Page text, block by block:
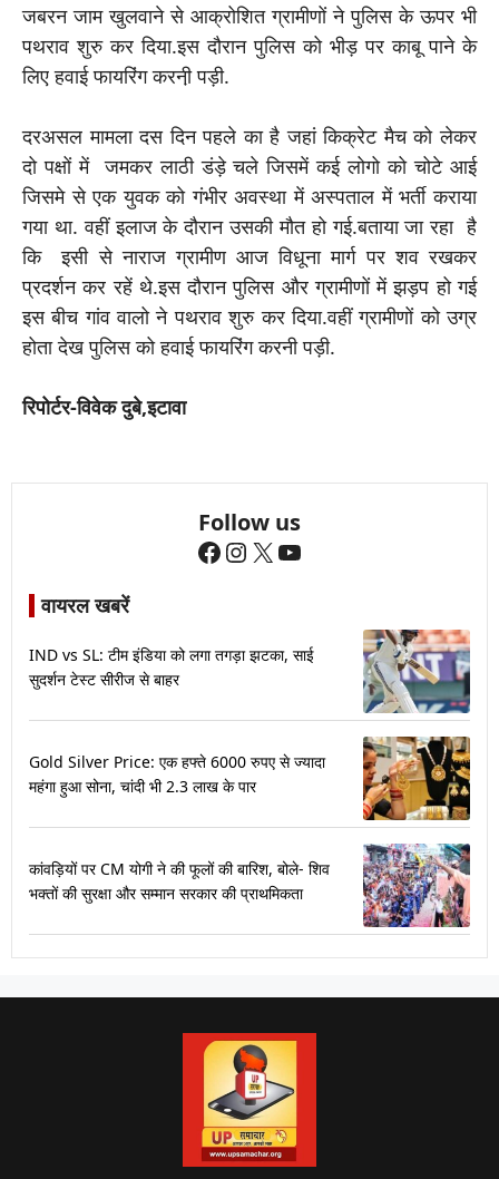
जबरन जाम खुलवाने से आक्रोशित ग्रामीणों ने पुलिस के ऊपर भी
पथराव शुरु कर दिया.इस दौरान पुलिस को भीड़ पर काबू पाने के
लिए हवाई फायरिंग करनी़ पड़ी.
दरअसल मामला दस दिन पहले का है जहां किक्रेट मैच को लेकर
दो पक्षों में जमकर लाठी डंड़े चले जिसमें कई लोगो को चोटे आई
जिसमे से एक युवक को गंभीर अवस्था में अस्पताल में भर्ती कराया
गया था. वहीं इलाज के दौरान उसकी मौत हो गई.बताया जा रहा है
कि इसी से नाराज ग्रामीण आज विधूना मार्ग पर शव रखकर
प्रदर्शन कर रहें थे.इस दौरान पुलिस और ग्रामीणों में झड़प हो गई
इस बीच गांव वालो ने पथराव शुरु कर दिया.वहीं ग्रामीणों को उग्र
होता देख पुलिस को हवाई फायरिंग करनी पड़ी.
रिपोर्टर-विवेक दुबे,इटावा
Follow us
Facebook
Instagram
X YouTube
वायरल खबरें
IND vs SL: टीम इंडिया को लगा तगड़ा झटका, साई
सुदर्शन टेस्ट सीरीज से बाहर
Gold Silver Price: एक हफ्ते 6000 रुपए से ज्यादा
महंगा हुआ सोना, चांदी भी 2.3 लाख के पार
कांवड़ियों पर CM योगी ने की फूलों की बारिश, बोले- शिव
भक्तों की सुरक्षा और सम्मान सरकार की प्राथमिकता